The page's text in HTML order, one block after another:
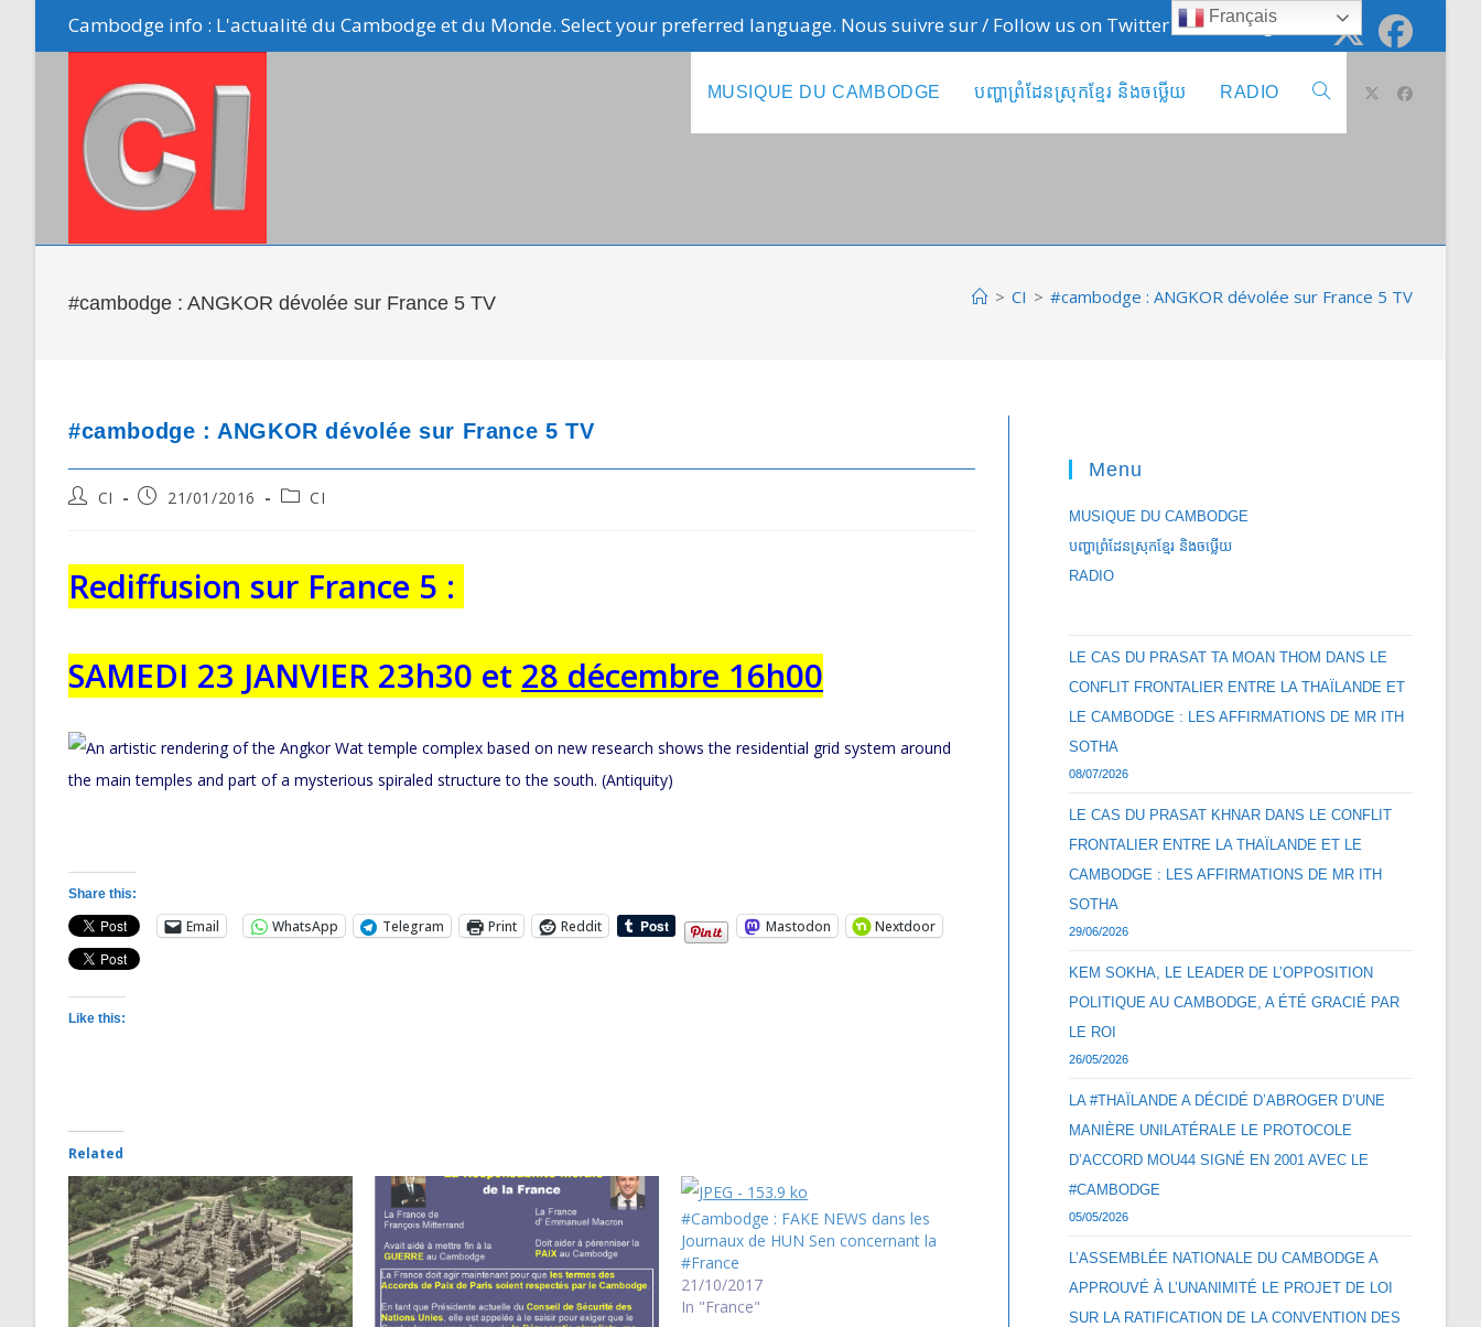
Cambodge info : L'actualité du Cambodge et du Monde. Select your preferred language. Nous suivre sur / Follow us on Twitter @cambodge_info
MUSIQUE DU CAMBODGE បញ្ហាព្រំដែនស្រុកខ្មែរ និងចឞ្លើយ RADIO Toggle
#cambodge : ANGKOR dévolée sur France 5 TV > CI > #cambodge : ANGKOR dévolée sur France 5 TV
#cambodge : ANGKOR dévolée sur France 5 TV
PostCI
Post21/01/2016
PostCI
Rediffusion sur France 5 :
SAMEDI 23 JANVIER 23h30 et 28 décembre 16h00
Share this:
Email WhatsApp Telegram Print Reddit Mastodon Nextdoor
Like this:
Related
#Cambodge : FAKE NEWS dans les
Journaux de HUN Sen concernant la
#France
21/10/2017
In "France"
Menu
MUSIQUE DU CAMBODGE
បញ្ហាព្រំដែនស្រុកខ្មែរ និងចឞ្លើយ
RADIO
LE CAS DU PRASAT TA MOAN THOM DANS LE
CONFLIT FRONTALIER ENTRE LA THAÏLANDE ET
LE CAMBODGE : LES AFFIRMATIONS DE MR ITH
SOTHA
08/07/2026
LE CAS DU PRASAT KHNAR DANS LE CONFLIT
FRONTALIER ENTRE LA THAÏLANDE ET LE
CAMBODGE : LES AFFIRMATIONS DE MR ITH
SOTHA
29/06/2026
KEM SOKHA, LE LEADER DE L’OPPOSITION
POLITIQUE AU CAMBODGE, A ÉTÉ GRACIÉ PAR
LE ROI
26/05/2026
LA #THAÏLANDE A DÉCIDÉ D’ABROGER D’UNE
MANIÈRE UNILATÉRALE LE PROTOCOLE
D’ACCORD MOU44 SIGNÉ EN 2001 AVEC LE
#CAMBODGE
05/05/2026
L’ASSEMBLÉE NATIONALE DU CAMBODGE A
APPROUVÉ À L’UNANIMITÉ LE PROJET DE LOI
SUR LA RATIFICATION DE LA CONVENTION DES
Français